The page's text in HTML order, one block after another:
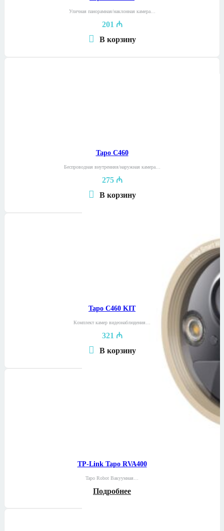
Уличная панорамная/наклонная камера…
201 ₼
В корзину
Tapo C460
Беспроводная внутренняя/наружная камера…
275 ₼
В корзину
Tapo C460 KIT
Комплект камер видеонаблюдения…
321 ₼
В корзину
TP-Link Tapo RVA400
Tapo Robot Вакуумная…
Подробнее